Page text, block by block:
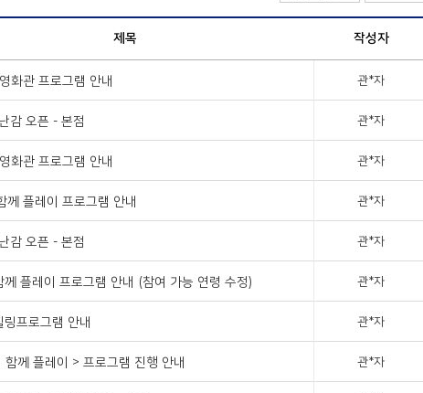
제목 작성자
화관 프로그램 안내 관*자
감 오픈 - 본점 관*자
화관 프로그램 안내 관*자
께 플레이 프로그램 안내 관*자
감 오픈 - 본점 관*자
께 플레이 프로그램 안내 (참여 가능 연령 수정) 관*자
링프로그램 안내 관*자
께 플레이 > 프로그램 진행 안내 관*자